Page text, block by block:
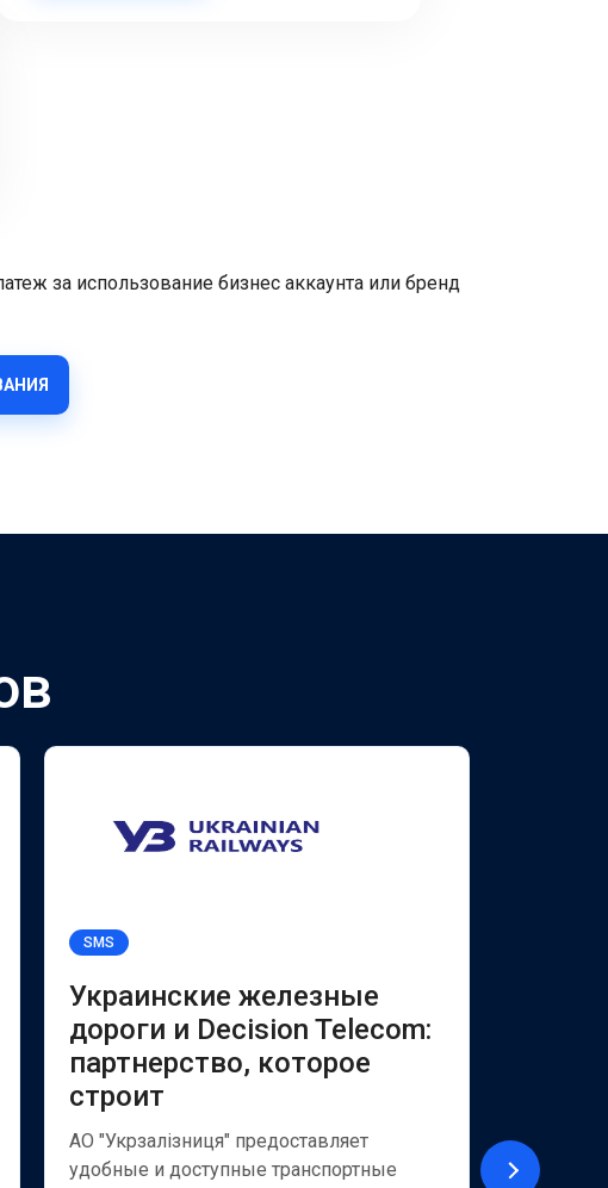
за использование бизнес аккаунта или бренд
SMS
Украинские железные
дороги и Decision Telecom:
партнерство, которое
строит
АО "Укрзалізниця" предоставляет
удобные и доступные транспортные
АО
из